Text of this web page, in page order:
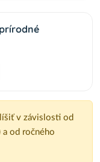
v závislosti od
a od ročného